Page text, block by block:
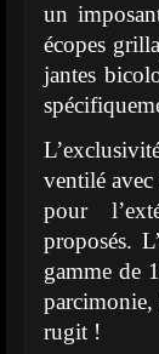
un
écopes
jantes
ventilé
pour
proposés.
gamme de
rugit !